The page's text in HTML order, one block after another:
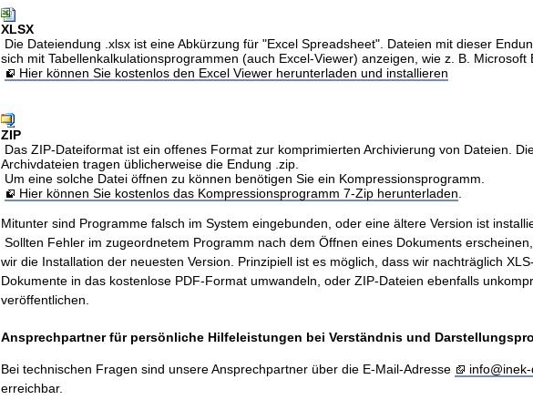
XLSX
Die Dateiendung .xlsx ist eine Abkürzung für "Excel Spreadsheet". Dateien mit dieser
sich mit Tabellenkalkulationsprogrammen (auch Excel-Viewer) anzeigen, wie z. B. Microsoft
Hier können Sie kostenlos den Excel Viewer herunterladen und installieren
ZIP
Das ZIP-Dateiformat ist ein offenes Format zur komprimierten Archivierung von Dateien.
Archivdateien tragen üblicherweise die Endung .zip.
Um eine solche Datei öffnen zu können benötigen Sie ein Kompressionsprogramm.
Hier können Sie kostenlos das Kompressionsprogramm 7-Zip herunterladen
Mitunter sind Programme falsch im System eingebunden, oder eine ältere Version ist
Sollten Fehler im zugeordnetem Programm nach dem Öffnen eines Dokuments
wir die Installation der neuesten Version. Prinzipiell ist es möglich, dass wir nachträglich
Dokumente in das kostenlose PDF-Format umwandeln, oder ZIP-Dateien ebenfalls
veröffentlichen.
Ansprechpartner für persönliche Hilfeleistungen bei Verständnis und
Bei technischen Fragen sind unsere Ansprechpartner über die E-Mail-Adresse
erreichbar.